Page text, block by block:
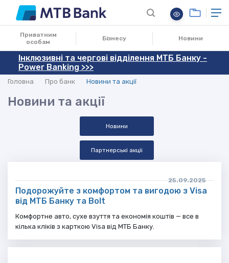
Приватним
особам
Бізнесу Новини
Інклюзивні та чергові відділення МТБ Банку -
Power Banking >>>
Головна Про банк Новини та акції
Новини та акції
Новини
Партнерські акціі
25.09.2025
Подорожуйте з комфортом та вигодою з Visa
від МТБ Банку та Bolt
Комфортне авто, сухе взуття та економія коштів — все в
кілька кліків з карткою Visa від МТБ Банку.